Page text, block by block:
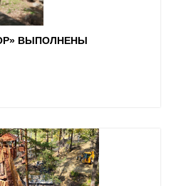
ВЫПОЛНЕНЫ